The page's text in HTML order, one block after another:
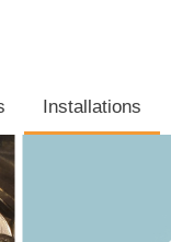
Installations